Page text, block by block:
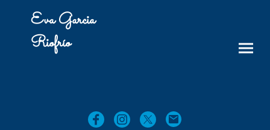
Eva Garcia
Riofrío